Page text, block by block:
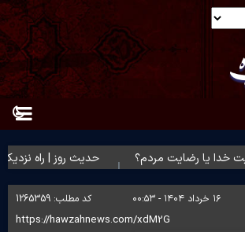
یا رضایت مردم؟ حدیث روز | راه
۱۶ خرداد ۱۴۰۴ - ۰۰:۵۳ کد مطلب: 1265359